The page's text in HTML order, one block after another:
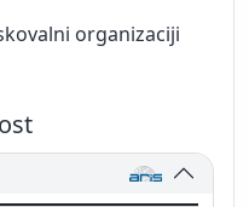
organizaciji